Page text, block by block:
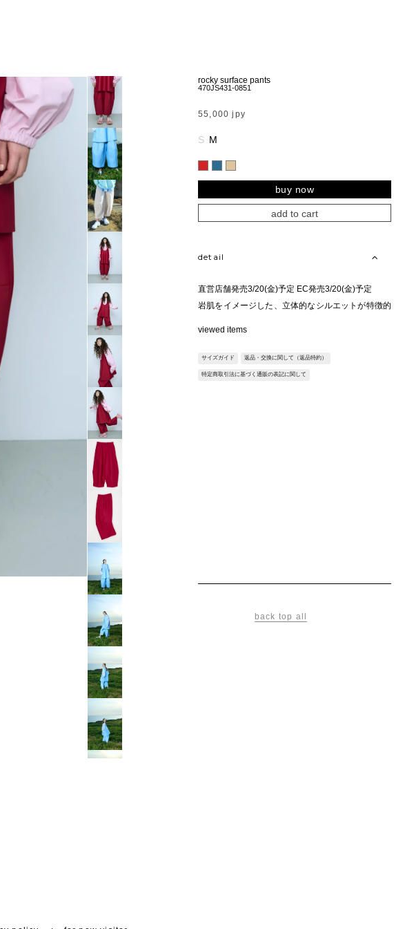
rocky surface pants
470JS431-0851
55,000 jpy
S M
buy now
add to cart
detail
直営店舗発売3/20(金)予定 EC発売3/20(金)予定
岩肌をイメージした、立体的なシルエットが特徴的
ルムが印象的なアイテムです。
構築的でありながらも、スタイリングに取り入れや
viewed items
サイズガイド 返品・交換に関して（返品特約）
特定商取引法に基づく通販の表記に関して
back top all